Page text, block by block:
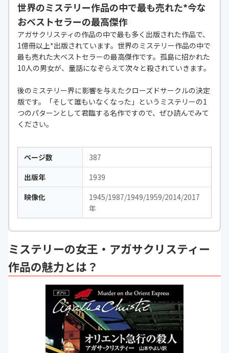
世界のミステリー作品の中で最も売れた*今な
おベストセラーの最高傑作
アガサクリスティの作品の中で最も多く出版された作品で、
1億冊以上*出版されています。世界のミステリー作品の中で
最も売れた大ベストセラーの最高傑作です。孤島に招かれた
10人の男女が、童話になぞらえて次々と殺されていきます。
後のミステリー界に影響を与えたクローズドサークルの決定
版です。「そして誰もいなくなった」というミステリーの1
つのパターンとして君臨する名作ですので、ぜひ読んでみて
ください。
ページ数
387
出版年
1939
映像化
1945/1987/1949/1959/2014/2017
年
ミステリーの女王・アガサクリスティー
作品の魅力とは？